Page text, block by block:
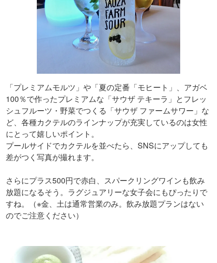
「プレミアムモルツ」や「夏の定番「モヒート」、アガベ
100％で作ったプレミアムな「サウザ テキーラ」とフレッ
シュフルーツ・野菜でつくる「サウザ ファームサワー」な
ど、各種カクテルのラインナップが充実しているのは女性
にとって嬉しいポイント。
プールサイドでカクテルを並べたら、SNSにアップしても
差がつく写真が撮れます。
さらにプラス500円で赤白、スパークリングワインも飲み
放題になるそう。ラグジュアリーな女子会にもぴったりで
すね。（※金、土は通常営業のみ。飲み放題プランはない
のでご注意ください）